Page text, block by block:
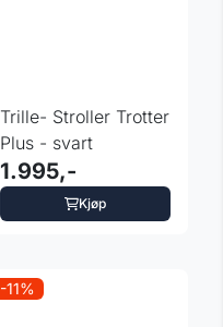
Trille- Stroller Trotter
Plus - svart
1.995,-
Kjøp
-11%